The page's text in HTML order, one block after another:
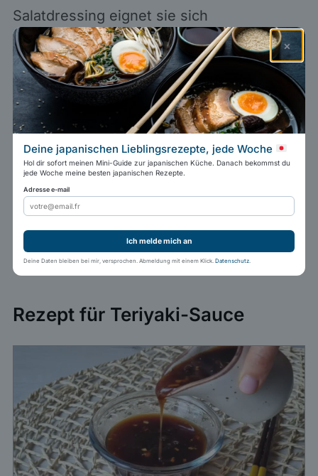
Salatdressing eignet sie sich
ausgezeichnet; vor allem mit Kohl bildet
sie ein perfektes Duo!
Rezept für Teriyaki-Sauce
×
Deine japanischen Lieblingsrezepte, jede Woche
Hol dir sofort meinen Mini-Guide zur japanischen Küche. Danach bekommst du
jede Woche meine besten japanischen Rezepte.
Adresse e-mail
Ich melde mich an
Deine Daten bleiben bei mir, versprochen. Abmeldung mit einem Klick. Datenschutz.